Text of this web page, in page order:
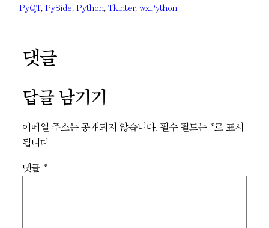
PyQT, PySide Python Tkinter, wxPython
댓글
답글 남기기
이메일 주소는 공개되지 않습니다. 필수 필드는 *로 표시
됩니다
댓글 *